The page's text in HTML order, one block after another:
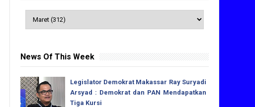
News Of This Week
Legislator Demokrat Makassar Ray Suryadi
Arsyad : Demokrat dan PAN Mendapatkan
Tiga Kursi